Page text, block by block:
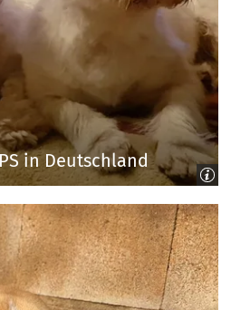
in Deutschland